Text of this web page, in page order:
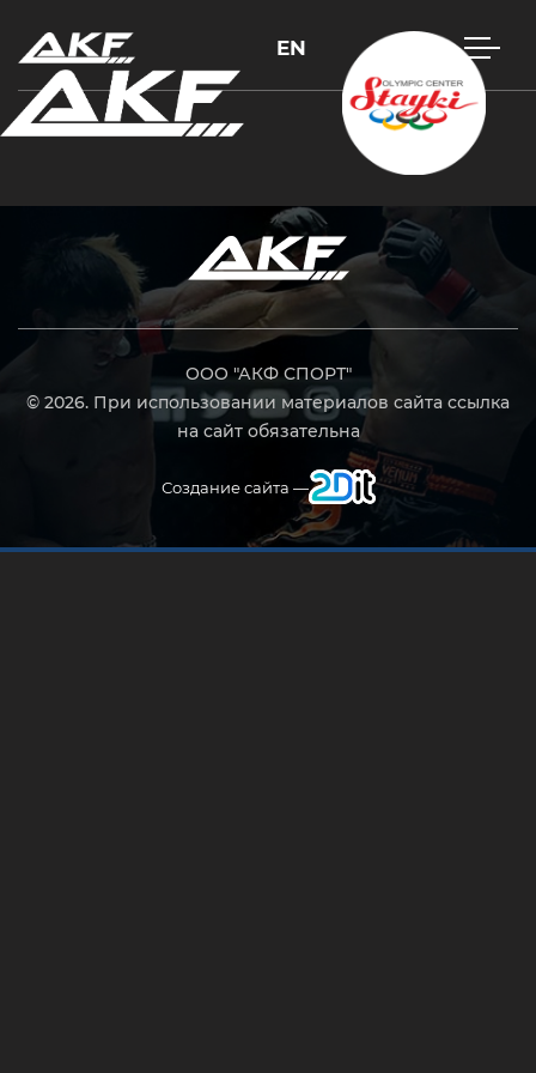
EN
ООО "АКФ СПОРТ"
© 2026. При использовании материалов сайта ссылка
на сайт обязательна
Создание сайта —
Нажмите Enter для поиска или Esc, чтобы закрыть